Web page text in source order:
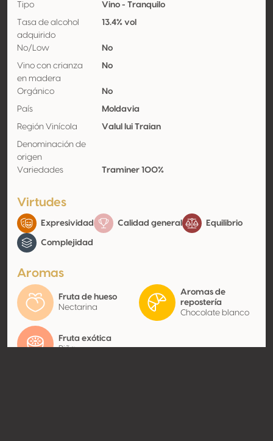
Tipo Vino - Tranquilo
Tasa de alcohol
adquirido
13.4% vol
No/Low No
Vino con crianza
en madera
No
Orgánico No
País Moldavia
Región Vinícola Valul lui Traian
Denominación de
origen
Variedades
Traminer 100%
Virtudes
Expresividad Calidad general Equilibrio
Complejidad
Aromas
Fruta de hueso
Nectarina
Aromas de
repostería
Chocolate blanco
Fruta exótica
Piña